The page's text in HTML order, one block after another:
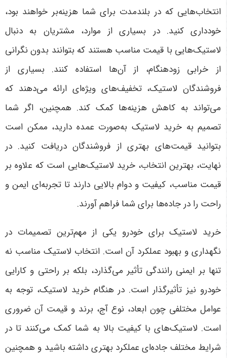
انتخاب‌هایی که در بلندمدت برای شما هزینه‌بر خواهند بود،
خودداری کنید. در بسیاری از موارد، مشتریان به دنبال
لاستیک‌هایی با قیمت مناسب هستند که بتوانند بدون نگرانی
از خرابی زودهنگام، از آن‌ها استفاده کنند. بسیاری از
فروشندگان لاستیک، تخفیف‌های ویژه‌ای ارائه می‌دهند که
می‌تواند به کاهش هزینه‌ها کمک کند. همچنین، اگر شما
تصمیم به خرید لاستیک به‌صورت عمده دارید، ممکن است
بتوانید قیمت‌های بهتری از فروشندگان دریافت کنید. در
نهایت، بهترین انتخاب، خرید لاستیک‌هایی است که علاوه بر
قیمت مناسب، کیفیت و دوام بالایی دارند تا تجربه‌ای ایمن و
راحت را در جاده‌ها برای شما فراهم آورند.
خرید لاستیک برای خودرو یکی از مهم‌ترین تصمیمات در
نگهداری و بهبود عملکرد آن است. انتخاب لاستیک مناسب نه
تنها بر ایمنی رانندگی تأثیر می‌گذارد، بلکه بر راحتی و کارایی
خودرو نیز تأثیرگذار است. در هنگام خرید لاستیک، توجه به
عوامل مختلفی چون ابعاد، نوع آج، برند و قیمت آن ضروری
است. لاستیک‌های با کیفیت بالا به شما کمک می‌کنند تا در
شرایط مختلف جاده‌ای عملکرد بهتری داشته باشید و همچنین